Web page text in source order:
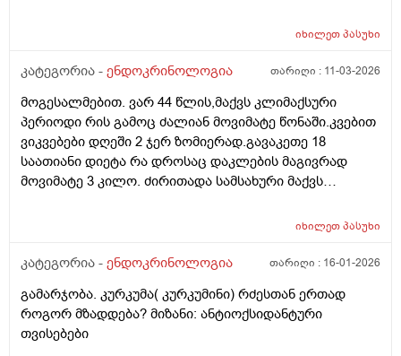
ჩიყვი იყო ,სამ თვიანმა მკურნალობამ კარგად იმუშავა(
მცენარეული დანამატებით და ფერმენტებით
შევბედე სოლარიუმზე საუბარი... ეს თვეებია არ
მისარგებლია,კანი საშინელ დღეში მაქვს,გამონაყრის
თვალსაზრისით,სამწუხაროდ დერმატოლოგებიც
ამოვწურე,უშედეგოდ...... მადლობა დიდი, (ფარისებრი
ჯირკვალი არასიმეტრიული, კონტურები მკვეტრი,
არაერთგვაროვანი. ეკოგენობა მომატებული
ნორმალური კეროვანი დაზიანებები: მარჯვენა წილში,
ქვედა მესამედში სახე ოვალური ფორმის,
სტორკონტურიანი, დაქვეითებული ეკოგენობის,
სოლიდური შენების კვანძიანი ვერტიკალური ზრდაით,
სუსტი შიდა ვასკულარიზაციათი, ზომით 4,5 X 2,5 მმ .
იხილეთპასუხი
კატეგორია - ენდოკრინოლოგია თარიღი : 11-03-2026
მოგესალმებით. ვარ 44 წლის,მაქვს კლიმაქსური
პერიოდი რის გამოც ძალიან მოვიმატე წონაში.კვებით
ვიკვებები დღეში 2 ჯერ ზომიერად.გავაკეთე 18
საათიანი დიეტა რა დროსაც დაკლების მაგივრად
მოვიმატე 3 კილო. ძირითადა სამსახური მაქვს
დაღლილობას. რა შეიძლება გავაკეთო რომ წონაში
იხილეთპასუხი
კატეგორია - ენდოკრინოლოგია თარიღი : 16-01-2026
გამარჯობა. კურკუმა( კურკუმინი) რძესთან ერთად
როგორ მზადდება? მიზანი: ანტიოქსიდანტური
თვისებები